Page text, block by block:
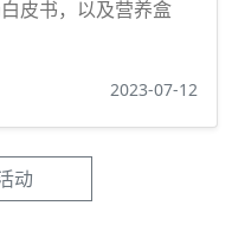
皮书，以及营养盒
2023-07-12
动